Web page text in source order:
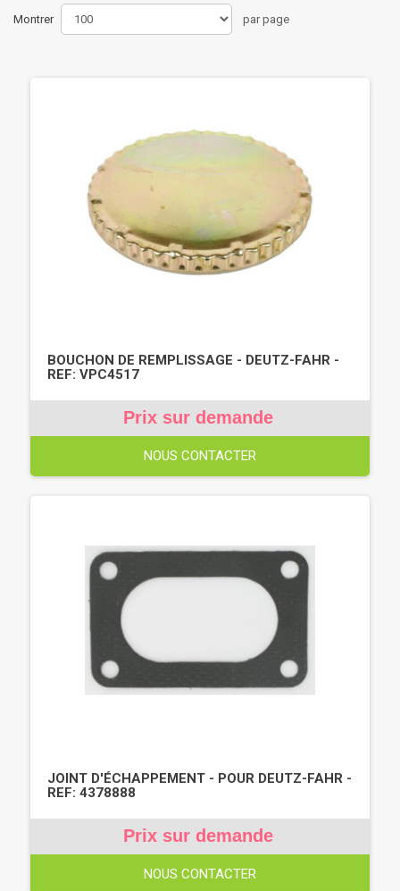
Montrer par page
BOUCHON DE REMPLISSAGE - DEUTZ-FAHR -
REF: VPC4517
Prix sur demande
NOUS CONTACTER
JOINT D'ÉCHAPPEMENT - POUR DEUTZ-FAHR -
REF: 4378888
Prix sur demande
NOUS CONTACTER